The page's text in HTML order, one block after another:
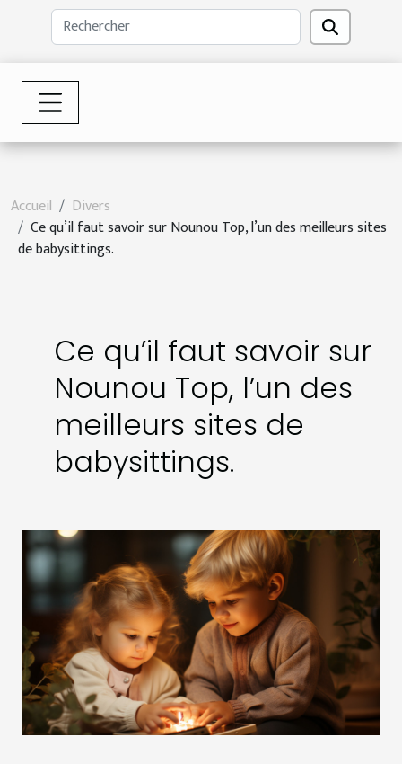
Accueil
Divers
Ce qu’il faut savoir sur Nounou Top, l’un des meilleurs sites
de babysittings.
Ce qu’il faut savoir sur
Nounou Top, l’un des
meilleurs sites de
babysittings.